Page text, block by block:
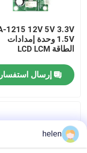
اتصل بنا
القضايا
وحدة لوحة مكبر
1215 12V 5V 3.3V
1.5V وحدة إمدادات
الطاقة LCD LCM
إرسال استفسار
helen